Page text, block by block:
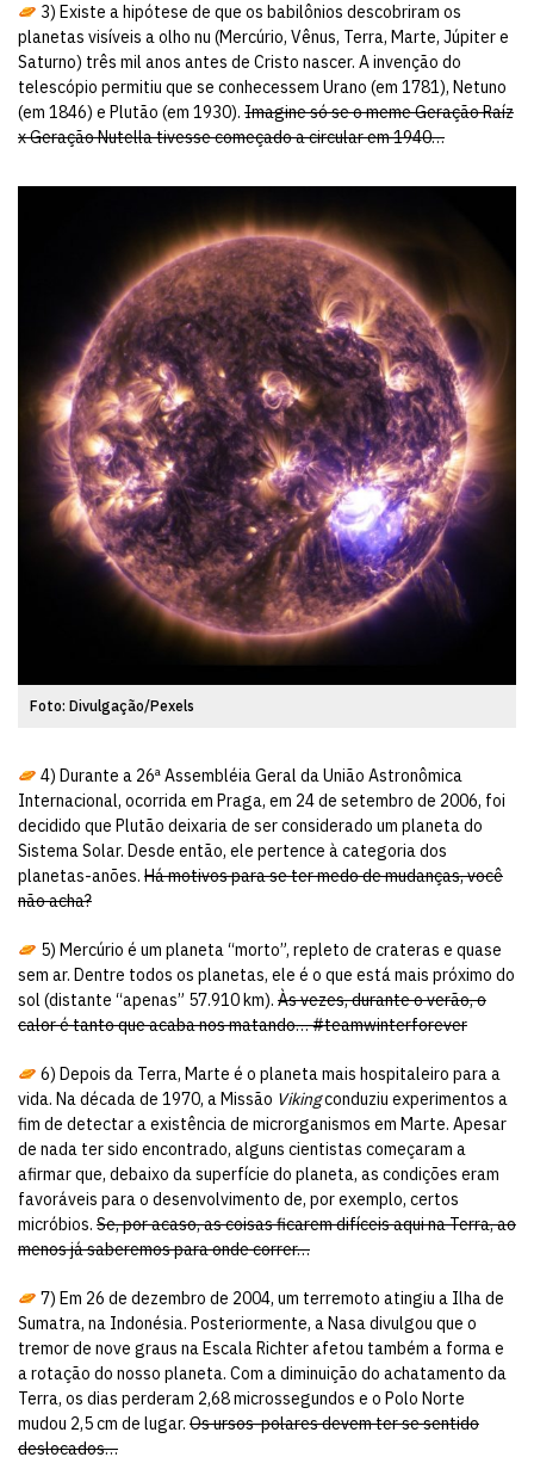
3) Existe a hipótese de que os babilônios descobriram os
planetas visíveis a olho nu (Mercúrio, Vênus, Terra, Marte, Júpiter e
Saturno) três mil anos antes de Cristo nascer. A invenção do
telescópio permitiu que se conhecessem Urano (em 1781), Netuno
(em 1846) e Plutão (em 1930). Imagine só se o meme Geração Raíz
x Geração Nutella tivesse começado a circular em 1940…
Foto: Divulgação/Pexels
4) Durante a 26ª Assembléia Geral da União Astronômica
Internacional, ocorrida em Praga, em 24 de setembro de 2006, foi
decidido que Plutão deixaria de ser considerado um planeta do
Sistema Solar. Desde então, ele pertence à categoria dos
planetas-anões. Há motivos para se ter medo de mudanças, você
não acha?
5) Mercúrio é um planeta “morto”, repleto de crateras e quase
sem ar. Dentre todos os planetas, ele é o que está mais próximo do
sol (distante “apenas” 57.910 km). Às vezes, durante o verão, o
calor é tanto que acaba nos matando… #teamwinterforever
6) Depois da Terra, Marte é o planeta mais hospitaleiro para a
vida. Na década de 1970, a Missão Vikingconduziu experimentos a
fim de detectar a existência de microrganismos em Marte. Apesar
de nada ter sido encontrado, alguns cientistas começaram a
afirmar que, debaixo da superfície do planeta, as condições eram
favoráveis para o desenvolvimento de, por exemplo, certos
micróbios. Se, por acaso, as coisas ficarem difíceis aqui na Terra, ao
menos já saberemos para onde correr…
7) Em 26 de dezembro de 2004, um terremoto atingiu a Ilha de
Sumatra, na Indonésia. Posteriormente, a Nasa divulgou que o
tremor de nove graus na Escala Richter afetou também a forma e
a rotação do nosso planeta. Com a diminuição do achatamento da
Terra, os dias perderam 2,68 microssegundos e o Polo Norte
mudou 2,5 cm de lugar. Os ursos-polares devem ter se sentido
deslocados…